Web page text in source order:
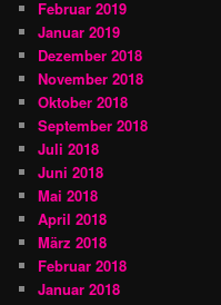
Februar 2019
Januar 2019
Dezember 2018
November 2018
Oktober 2018
September 2018
Juli 2018
Juni 2018
Mai 2018
April 2018
März 2018
Februar 2018
Januar 2018